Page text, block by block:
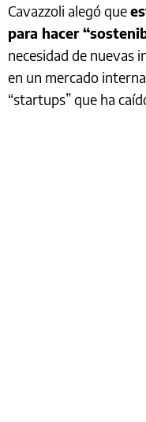
Cavazzoli alegó que
para hacer
necesidad de nuevas
en un mercado
“startups” que ha